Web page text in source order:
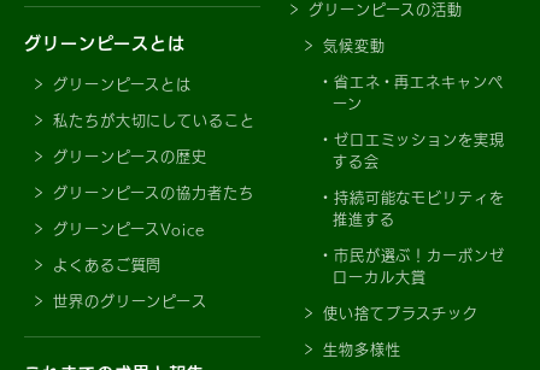
グリーンピースとは
グリーンピースとは
私たちが大切にしていること
グリーンピースの歴史
グリーンピースの協力者たち
グリーンピースVoice
よくあるご質問
世界のグリーンピース
グリーンピースの活動
気候変動
省エネ・再エネキャンペ
ーン
ゼロエミッションを実現
する会
持続可能なモビリティを
推進する
市民が選ぶ！カーボンゼ
ローカル大賞
使い捨てプラスチック
生物多様性